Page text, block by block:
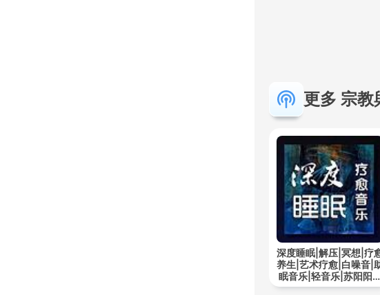
更多 宗教
深度睡眠|解压|冥想|疗
养生|艺术疗愈|白噪音|
眠音乐|轻音乐|苏阳阳频
道